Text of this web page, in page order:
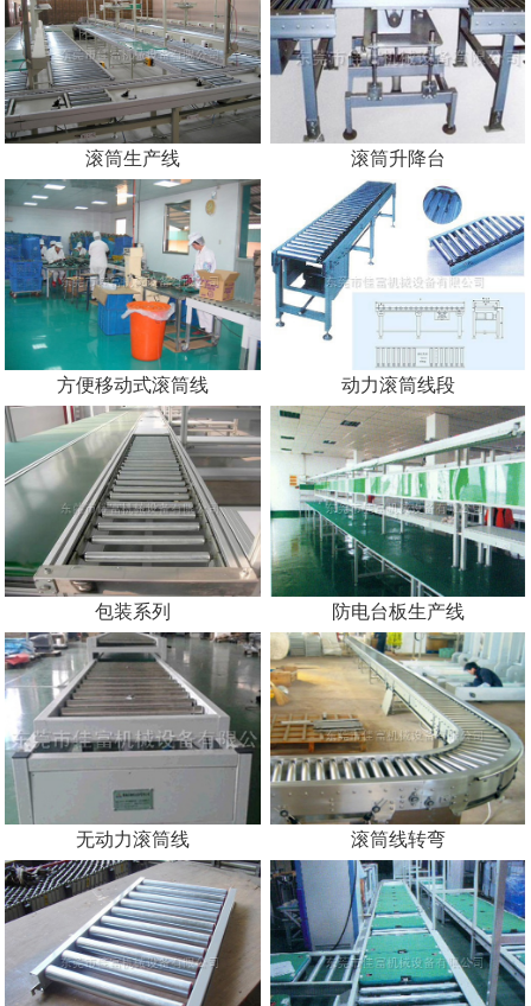
滚筒生产线 滚筒升降台
方便移动式滚筒线 动力滚筒线段
包装系列 防电台板生产线
无动力滚筒线 滚筒线转弯